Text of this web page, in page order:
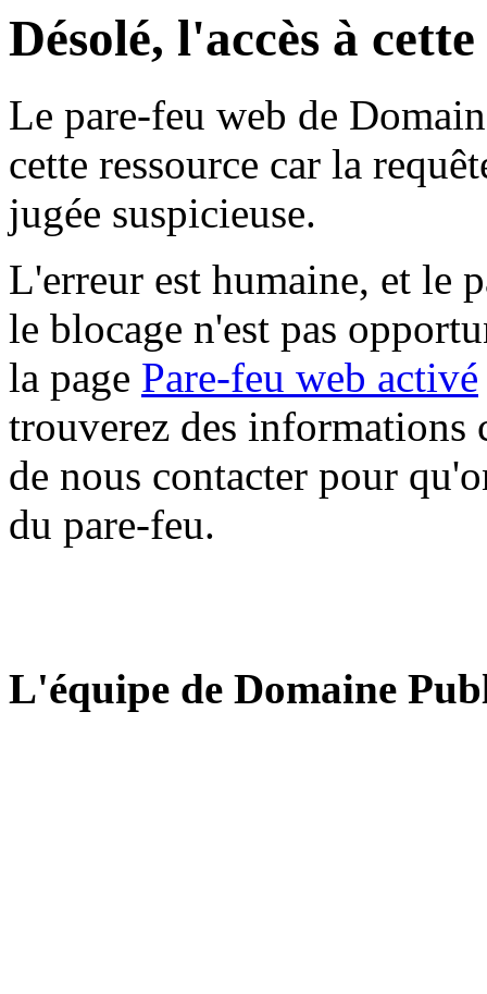
Désolé, l'accès à
Le pare-feu web de
cette ressource car la
jugée suspicieuse.
L'erreur est humaine, et le
le blocage n'est pas
la page Pare-feu web activé
trouverez des informations
de nous contacter pour
du pare-feu.
L'équipe de Domaine